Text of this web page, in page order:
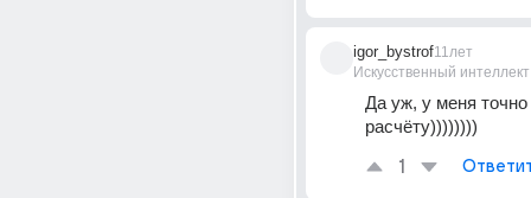
igor_bystrof
Искусственный интеллект
11лет
Да уж, у меня точно
расчёту))))))))
1